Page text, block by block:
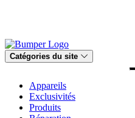
Catégories du site
Appareils
Exclusivités
Produits